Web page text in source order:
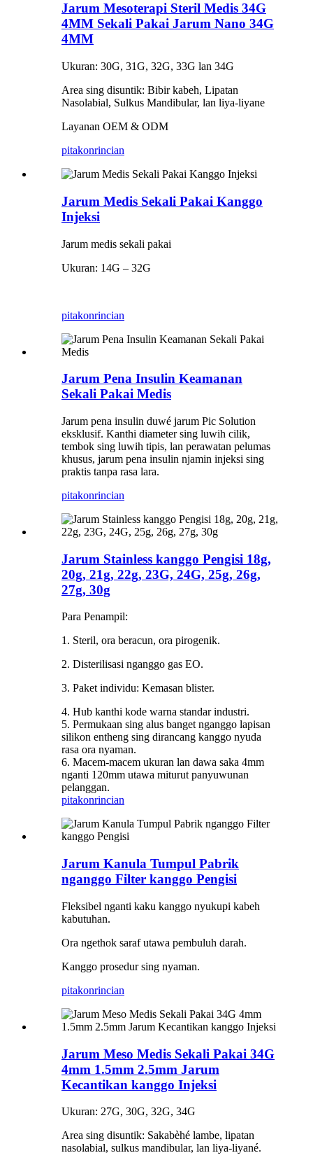
Jarum Mesoterapi Steril Medis 34G
4MM Sekali Pakai Jarum Nano 34G
4MM
Ukuran: 30G, 31G, 32G, 33G lan 34G
Area sing disuntik: Bibir kabeh, Lipatan
Nasolabial, Sulkus Mandibular, lan liya-liyane
Layanan OEM & ODM
pitakonrincian
Jarum Medis Sekali Pakai Kanggo
Injeksi
Jarum medis sekali pakai
Ukuran: 14G – 32G
pitakonrincian
Jarum Pena Insulin Keamanan
Sekali Pakai Medis
Jarum pena insulin duwé jarum Pic Solution
eksklusif. Kanthi diameter sing luwih cilik,
tembok sing luwih tipis, lan perawatan pelumas
khusus, jarum pena insulin njamin injeksi sing
praktis tanpa rasa lara.
pitakonrincian
Jarum Stainless kanggo Pengisi 18g,
20g, 21g, 22g, 23G, 24G, 25g, 26g,
27g, 30g
Para Penampil:
1. Steril, ora beracun, ora pirogenik.
2. Disterilisasi nganggo gas EO.
3. Paket individu: Kemasan blister.
4. Hub kanthi kode warna standar industri.
5. Permukaan sing alus banget nganggo lapisan
silikon entheng sing dirancang kanggo nyuda
rasa ora nyaman.
6. Macem-macem ukuran lan dawa saka 4mm
nganti 120mm utawa miturut panyuwunan
pelanggan.
pitakonrincian
Jarum Kanula Tumpul Pabrik
nganggo Filter kanggo Pengisi
Fleksibel nganti kaku kanggo nyukupi kabeh
kabutuhan.
Ora ngethok saraf utawa pembuluh darah.
Kanggo prosedur sing nyaman.
pitakonrincian
Jarum Meso Medis Sekali Pakai 34G
4mm 1.5mm 2.5mm Jarum
Kecantikan kanggo Injeksi
Ukuran: 27G, 30G, 32G, 34G
Area sing disuntik: Sakabèhé lambe, lipatan
nasolabial, sulkus mandibular, lan liya-liyané.